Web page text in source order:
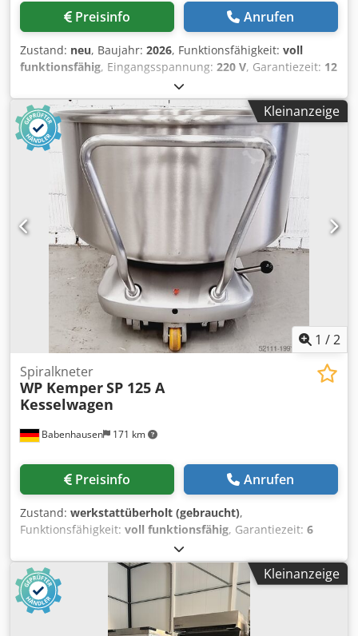
Preisinfo Anrufen
Zustand: neu, Baujahr: 2026, Funktionsfähigkeit: voll
funktionsfähig, Eingangsspannung: 220 V, Garantiezeit: 12
730 mm
Gesamtbreite:490 mm, Gesamtgewicht:50 kg, Maschine
für Mini-Donuts, aus rostfreiem Stahl gemäß AISI 304,
entsprechend den Vorschriften für die
Lebensmittelindustrie. Automatische Dosierung, Wendung
und Entnahme der Donuts aus der Fritteuse. Dcedpfewp Il
Hex Aflek Elektronischer Zähler Leicht zu warten.
Kleinanzeige
1 /2
Babenhausen 171 km
Spiralkneter
WP KemperSP 125 A
Kesselwagen
Preisinfo Anrufen
Zustand: werkstattüberholt (gebraucht),
Funktionsfähigkeit: voll funktionsfähig, Garantiezeit: 6
, Jahr der letzten Überholung:
Fassungsvermögen des Behälters:240 l, Leergewicht:400
kg, Gesamtgewicht:
, Kesselwagen Kemper SP 125 A
Dcodpfow U I A Iex Aflok Gebrauchtgerät überholt mit
Gewährleistung Qualität vom Fachbetrieb! Profitieren Sie
aus über 35 Jahren Erfahrung! Kommen Sie uns Besuchen!
Kleinanzeige